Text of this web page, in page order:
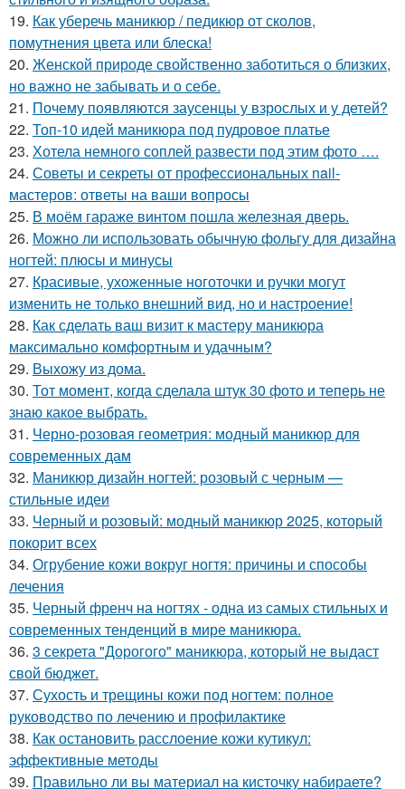
19. Как уберечь маникюр / педикюр от сколов,
помутнения цвета или блеска!
20. Женской природе свойственно заботиться о близких,
но важно не забывать и о себе.
21. Почему появляются заусенцы у взрослых и у детей?
22. Топ-10 идей маникюра под пудровое платье
23. Хотела немного соплей развести под этим фото ….
24. Советы и секреты от профессиональных nail-
мастеров: ответы на ваши вопросы
25. В моём гараже винтом пошла железная дверь.
26. Можно ли использовать обычную фольгу для дизайна
ногтей: плюсы и минусы
27. Красивые, ухоженные ноготочки и ручки могут
изменить не только внешний вид, но и настроение!
28. Как сделать ваш визит к мастеру маникюра
максимально комфортным и удачным?
29. Выхожу из дома.
30. Тот момент, когда сделала штук 30 фото и теперь не
знаю какое выбрать.
31. Черно-розовая геометрия: модный маникюр для
современных дам
32. Маникюр дизайн ногтей: розовый с черным —
стильные идеи
33. Черный и розовый: модный маникюр 2025, который
покорит всех
34. Огрубение кожи вокруг ногтя: причины и способы
лечения
35. Черный френч на ногтях - одна из самых стильных и
современных тенденций в мире маникюра.
36. 3 секрета "Дорогого" маникюра, который не выдаст
свой бюджет.
37. Сухость и трещины кожи под ногтем: полное
руководство по лечению и профилактике
38. Как остановить расслоение кожи кутикул:
эффективные методы
39. Правильно ли вы материал на кисточку набираете?